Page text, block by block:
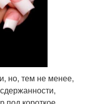
но, тем не менее,